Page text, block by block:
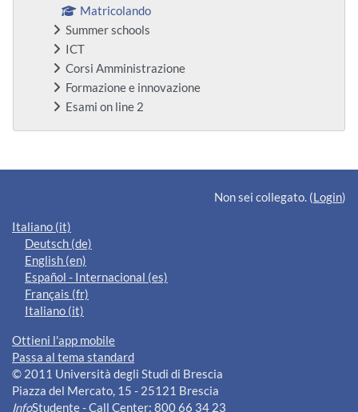
Matricolando
Summer schools
ICT
Corsi Amministrazione
Formazione e innovazione
Esami on line 2
Blocchi supplementari
Non sei collegato. (Login)
Italiano ‎(it)‎
Deutsch ‎(de)‎
English ‎(en)‎
Español - Internacional ‎(es)‎
Français ‎(fr)‎
Italiano ‎(it)‎
Ottieni l'app mobile
Passa al tema standard
© 2011 Università degli Studi di Brescia
Piazza del Mercato, 15 - 25121 Brescia
InfoStudente - Call Center: 800 66 34 23